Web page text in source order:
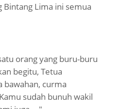
Lima ini semua
orang yang buru-buru
begitu, Tetua
bawahan, curma
sudah bunuh wakil